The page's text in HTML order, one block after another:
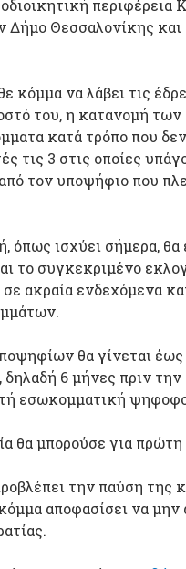
περιφέρεια
Δήμο Θεσσαλονίκης και
κόμμα να λάβει τις
του, η κατανομή
κατά τρόπο που δεν
τις 3 στις οποίες
τον υποψήφιο που
όπως ισχύει σήμερα, θα
το συγκεκριμένο
ακραία ενδεχόμενα
θα γίνεται έως
6 μήνες πριν
εσωκομματική
θα μπορούσε για πρώτη
την παύση της
αποφασίσει να